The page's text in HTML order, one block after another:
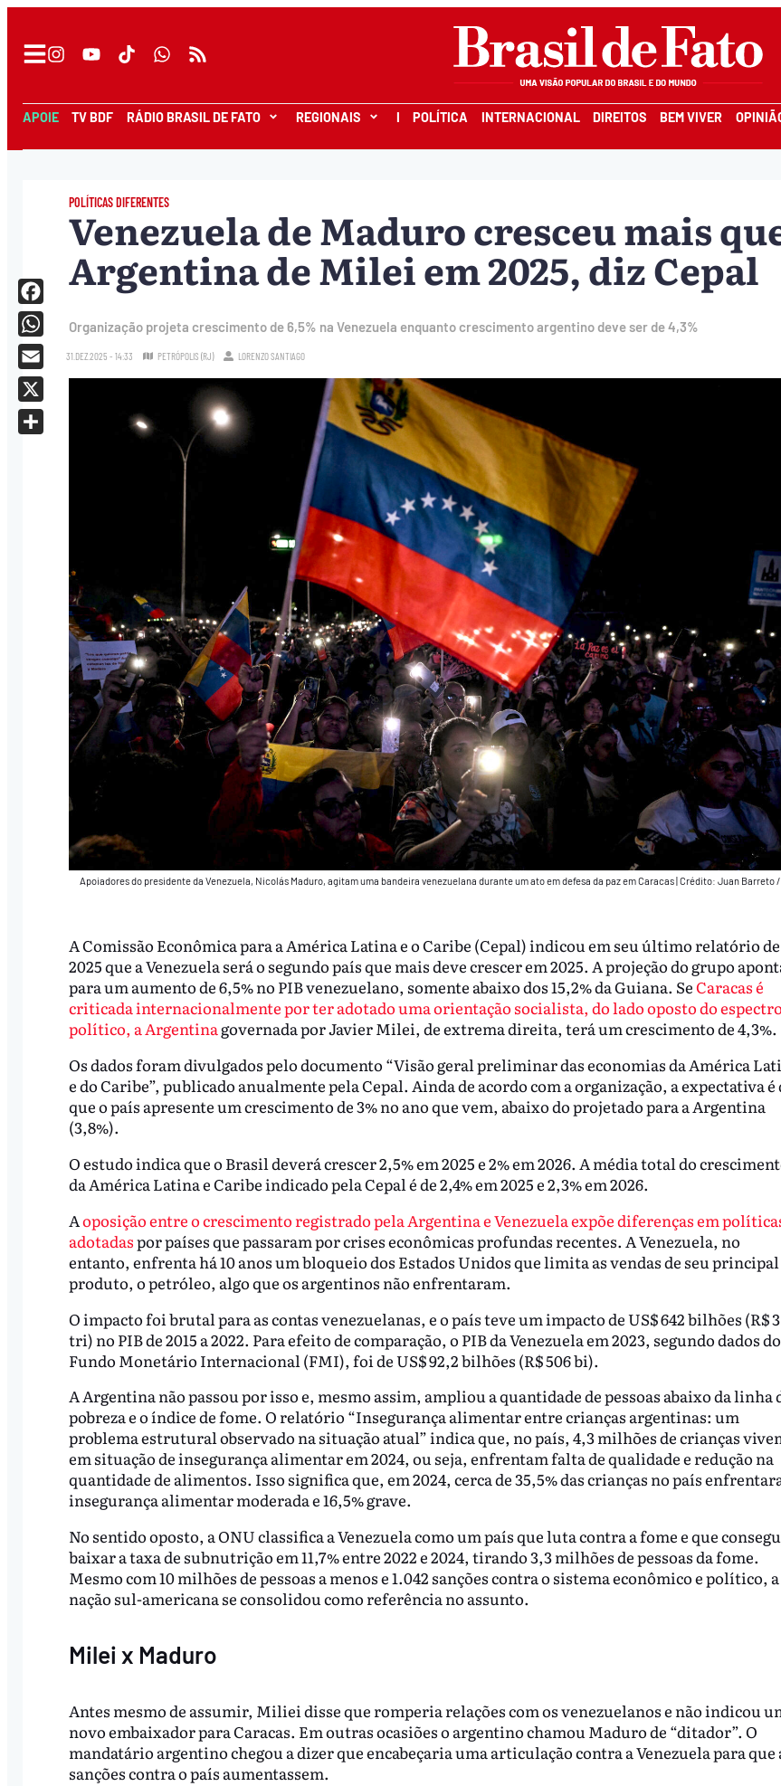
APOIE TV BDF RÁDIO BRASIL DE FATO REGIONAIS I POLÍTICA INTERNACIONAL DIREITOS BEM VIVER
POLÍTICAS DIFERENTES
Venezuela de Maduro cresceu mais
Argentina de Milei em 2025, diz Cepal
Organização projeta crescimento de 6,5% na Venezuela enquanto crescimento argentino deve ser de 4,3%
31.DEZ.2025 - 14:33 PETRÓPOLIS (RJ) LORENZO SANTIAGO
Apoiadores do presidente da Venezuela, Nicolás Maduro, agitam uma bandeira venezuelana durante um ato em defesa da paz em Caracas Crédito: Juan Barreto /
A Comissão Econômica para a América Latina e o Caribe (Cepal) indicou em seu último relatório de
2025 que a Venezuela será o segundo país que mais deve crescer em 2025. A projeção do grupo
para um aumento de 6,5% no PIB venezuelano, somente abaixo dos 15,2% da Guiana. SeCaracas é
criticada internacionalmente por ter adotado uma orientação socialista, do lado oposto do espectro
político, a Argentinagovernada por Javier Milei, de extrema direita, terá um crescimento de 4,3%.
Os dados foram divulgados pelo documento “Visão geral preliminar das economias da América
e do Caribe”, publicado anualmente pela Cepal. Ainda de acordo com a organização, a expectativa é
que o país apresente um crescimento de 3% no ano que vem, abaixo do projetado para a Argentina
(3,8%).
O estudo indica que o Brasil deverá crescer 2,5% em 2025 e 2% em 2026. A média total do
da América Latina e Caribe indicado pela Cepal é de 2,4% em 2025 e 2,3% em 2026.
Aoposição entre o crescimento registrado pela Argentina e Venezuela expõe diferenças em
adotadaspor países que passaram por crises econômicas profundas recentes. A Venezuela, no
entanto, enfrenta há 10 anos um bloqueio dos Estados Unidos que limita as vendas de seu principal
produto, o petróleo, algo que os argentinos não enfrentaram.
O impacto foi brutal para as contas venezuelanas, e o país teve um impacto de US$ 642 bilhões (R$
tri) no PIB de 2015 a 2022. Para efeito de comparação, o PIB da Venezuela em 2023, segundo dados do
Fundo Monetário Internacional (FMI), foi de US$ 92,2 bilhões (R$ 506 bi).
A Argentina não passou por isso e, mesmo assim, ampliou a quantidade de pessoas abaixo da linha
pobreza e o índice de fome. O relatório “Insegurança alimentar entre crianças argentinas: um
problema estrutural observado na situação atual” indica que, no país, 4,3 milhões de crianças
em situação de insegurança alimentar em 2024, ou seja, enfrentam falta de qualidade e redução na
quantidade de alimentos. Isso significa que, em 2024, cerca de 35,5% das crianças no país
insegurança alimentar moderada e 16,5% grave.
No sentido oposto, a ONU classifica a Venezuela como um país que luta contra a fome e que
baixar a taxa de subnutrição em 11,7% entre 2022 e 2024, tirando 3,3 milhões de pessoas da fome.
Mesmo com 10 milhões de pessoas a menos e 1.042 sanções contra o sistema econômico e político, a
nação sul-americana se consolidou como referência no assunto.
Milei x Maduro
Antes mesmo de assumir, Miliei disse que romperia relações com os venezuelanos e não indicou
novo embaixador para Caracas. Em outras ocasiões o argentino chamou Maduro de “ditador”. O
mandatário argentino chegou a dizer que encabeçaria uma articulação contra a Venezuela para que
sanções contra o país aumentassem.
Facebook
WhatsApp
Email
X